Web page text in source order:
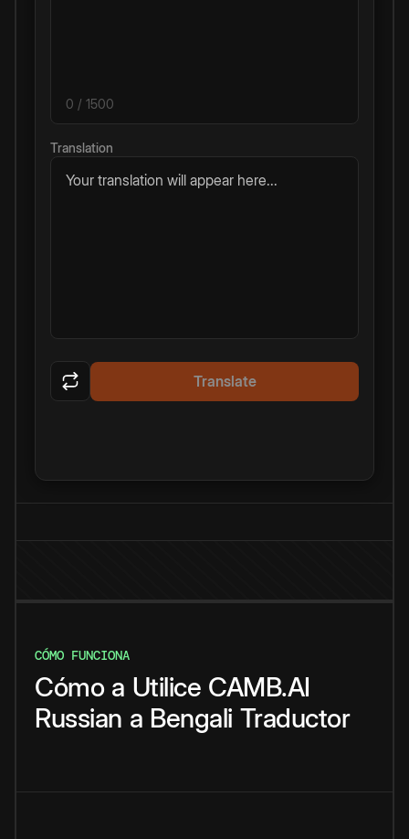
0 / 1500
Translation
Your translation will appear here...
Translate
CÓMO FUNCIONA
Cómo a Utilice CAMB.AI
Russian a Bengali Traductor